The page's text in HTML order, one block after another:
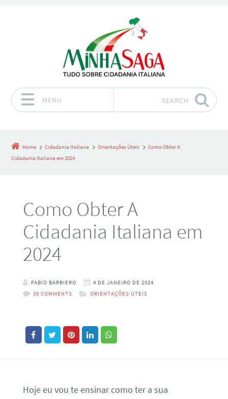
MENU SEARCH
Home Cidadania Italiana Orientações Úteis
Como Obter A
Cidadania Italiana em 2024
Como Obter A
Cidadania Italiana em
2024
FABIO BARBIERO
4 DE JANEIRO DE 2024
39 COMMENTS
ORIENTAÇÕES ÚTEIS
Hoje eu vou te ensinar como ter a sua